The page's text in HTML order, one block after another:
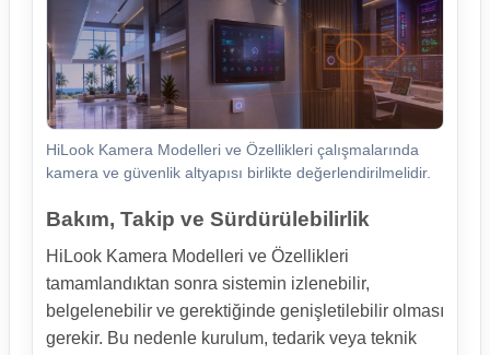
HiLook Kamera Modelleri ve Özellikleri çalışmalarında
kamera ve güvenlik altyapısı birlikte değerlendirilmelidir.
Bakım, Takip ve Sürdürülebilirlik
HiLook Kamera Modelleri ve Özellikleri
tamamlandıktan sonra sistemin izlenebilir,
belgelenebilir ve gerektiğinde genişletilebilir olması
gerekir. Bu nedenle kurulum, tedarik veya teknik